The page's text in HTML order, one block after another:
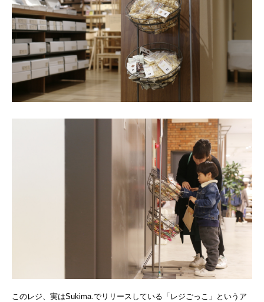
このレジ、実はSukima.でリリースしている「レジごっこ」というア